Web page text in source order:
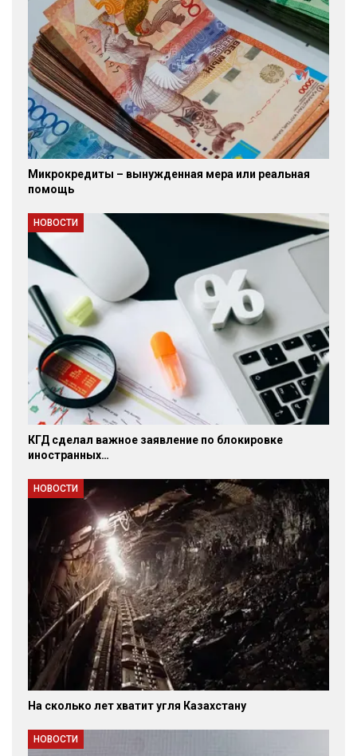
Микрокредиты – вынужденная мера или реальная
помощь
НОВОСТИ
КГД сделал важное заявление по блокировке
иностранных…
НОВОСТИ
На сколько лет хватит угля Казахстану
НОВОСТИ